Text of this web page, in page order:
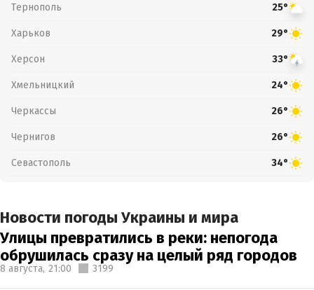
Тернополь 25°
Харьков 29°
Херсон 33°
Хмельницкий 24°
Черкассы 26°
Чернигов 26°
Севастополь 34°
Новости погоды Украины и мира
Улицы превратились в реки: непогода
обрушилась сразу на целый ряд городов
8 августа, 21:00 3199